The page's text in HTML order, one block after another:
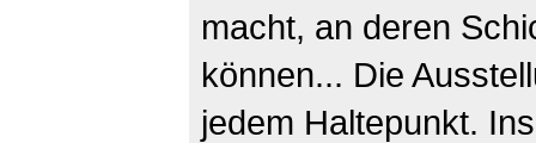
macht, an deren
können... Die
jedem Haltepunkt.